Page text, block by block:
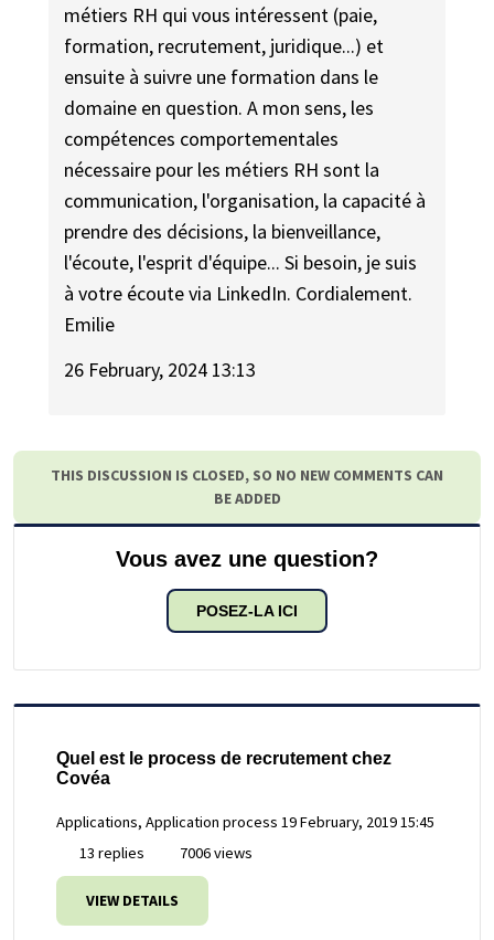
métiers RH qui vous intéressent (paie,
formation, recrutement, juridique...) et
ensuite à suivre une formation dans le
domaine en question. A mon sens, les
compétences comportementales
nécessaire pour les métiers RH sont la
communication, l'organisation, la capacité à
prendre des décisions, la bienveillance,
l'écoute, l'esprit d'équipe... Si besoin, je suis
à votre écoute via LinkedIn. Cordialement.
Emilie
26 February, 2024 13:13
THIS DISCUSSION IS CLOSED, SO NO NEW COMMENTS CAN
BE ADDED
Vous avez une question?
POSEZ-LA ICI
Quel est le process de recrutement chez
Covéa
Applications, Application process 19 February, 2019 15:45
13 replies
7006 views
VIEW DETAILS